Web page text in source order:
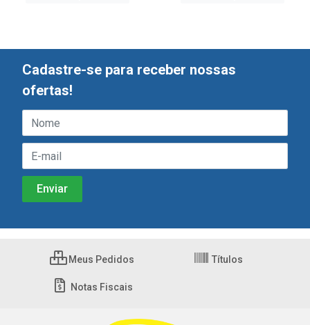
Cadastre-se para receber nossas
ofertas!
Meus Pedidos Títulos
Notas Fiscais